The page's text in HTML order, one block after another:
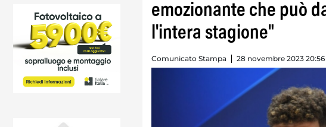
emozionante che può
l'intera stagione"
Comunicato Stampa 28 novembre 2023 20:56